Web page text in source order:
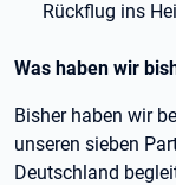
Rückflug ins
Was haben wir
Bisher haben wir
unseren sieben
Deutschland